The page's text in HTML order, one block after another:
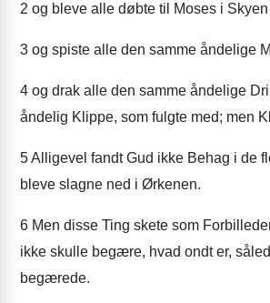
2 og bleve alle døbte til Moses i
3 og spiste alle den samme åndelige
4 og drak alle den samme åndelige
åndelig Klippe, som fulgte med; men
5Alligevel fandt Gud ikke Behag i de
bleve slagne ned i Ørkenen.
6 Men disse Ting skete som
ikke skulle begære, hvad ondt er,
begærede.